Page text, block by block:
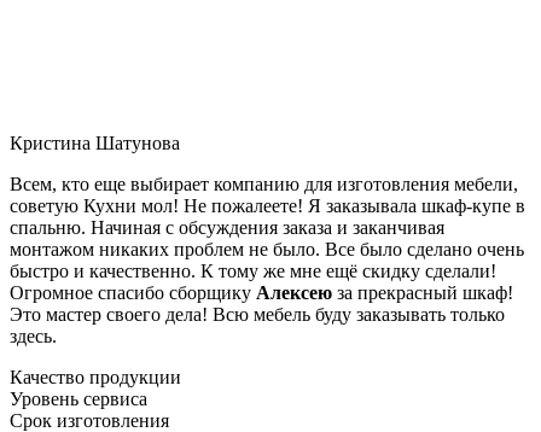
Кристина Шатунова
Всем, кто еще выбирает компанию для изготовления мебели,
советую Кухни мол! Не пожалеете! Я заказывала шкаф-купе в
спальню. Начиная с обсуждения заказа и заканчивая
монтажом никаких проблем не было. Все было сделано очень
быстро и качественно. К тому же мне ещё скидку сделали!
Огромное спасибо сборщику Алексею за прекрасный шкаф!
Это мастер своего дела! Всю мебель буду заказывать только
здесь.
Качество продукции
Уровень сервиса
Срок изготовления